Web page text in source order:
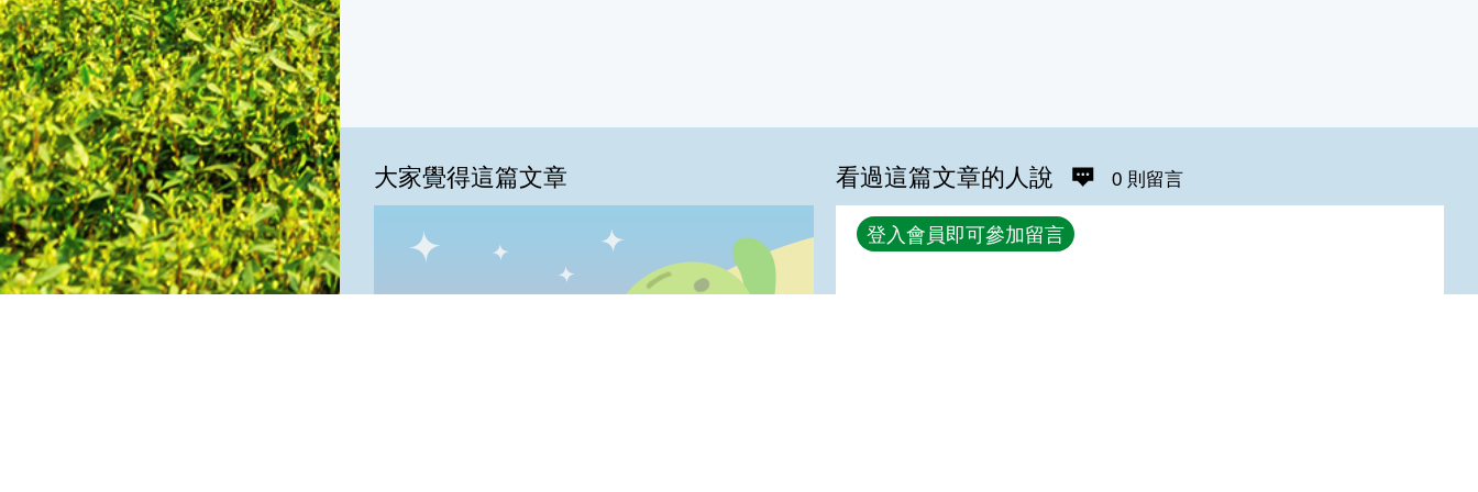
大家覺得這篇文章 看過這篇文章的人說 0 則留言
回覆
登入會員即可參加留言